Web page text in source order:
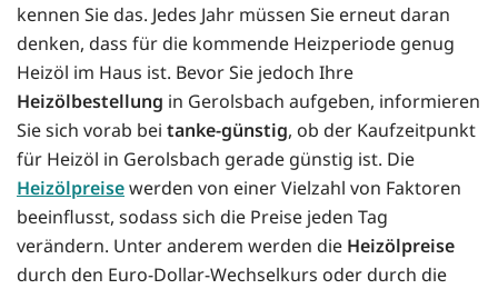
kennen Sie das. Jedes Jahr müssen Sie erneut daran
denken, dass für die kommende Heizperiode genug
Heizöl im Haus ist. Bevor Sie jedoch Ihre
Heizölbestellung in Gerolsbach aufgeben, informieren
Sie sich vorab bei tanke-günstig, ob der Kaufzeitpunkt
für Heizöl in Gerolsbach gerade günstig ist. Die
Heizölpreisewerden von einer Vielzahl von Faktoren
beeinflusst, sodass sich die Preise jeden Tag
verändern. Unter anderem werden die Heizölpreise
durch den Euro-Dollar-Wechselkurs oder durch die